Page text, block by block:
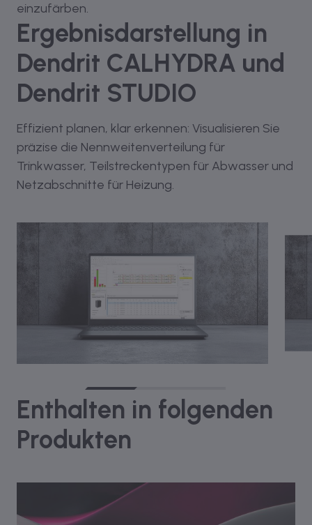
einzufärben.
Ergebnisdarstellung in
Dendrit CALHYDRA und
Dendrit STUDIO
Effizient planen, klar erkennen: Visualisieren Sie
präzise die Nennweitenverteilung für
Trinkwasser, Teilstreckentypen für Abwasser und
Netzabschnitte für Heizung.
Enthalten in folgenden
Produkten